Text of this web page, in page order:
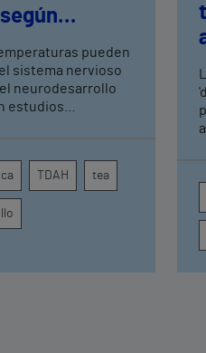
pueden
sistema nervioso
neurodesarrollo
estudios
y la
TDAH tea